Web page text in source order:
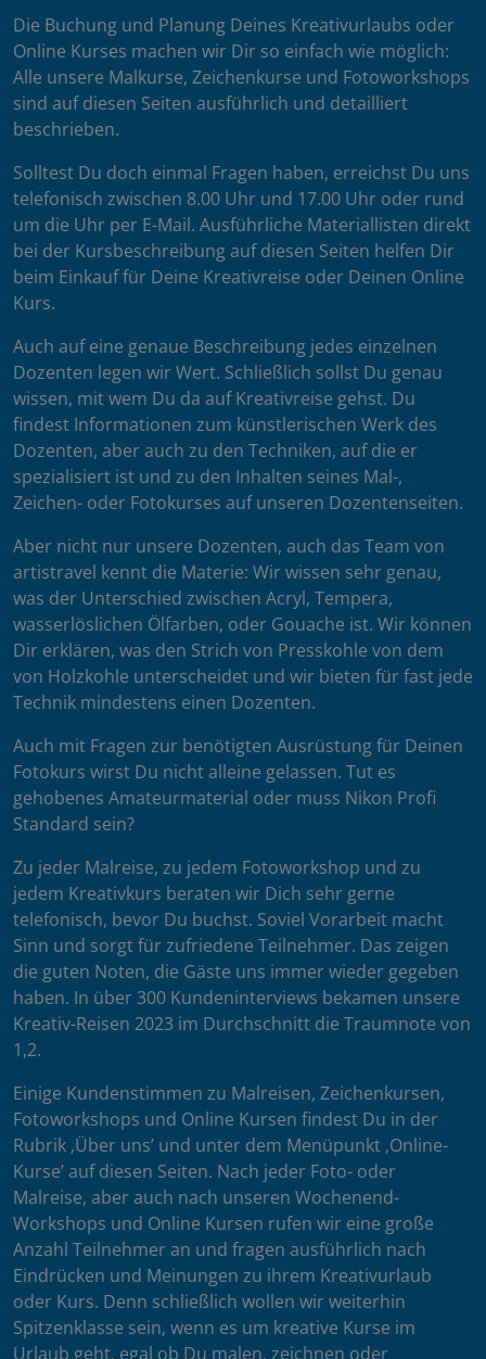
Die Buchung und Planung Deines Kreativurlaubs oder
Online Kurses machen wir Dir so einfach wie möglich:
Alle unsere Malkurse, Zeichenkurse und Fotoworkshops
sind auf diesen Seiten ausführlich und detailliert
beschrieben.
Solltest Du doch einmal Fragen haben, erreichst Du uns
telefonisch zwischen 8.00 Uhr und 17.00 Uhr oder rund
um die Uhr per E-Mail. Ausführliche Materiallisten direkt
bei der Kursbeschreibung auf diesen Seiten helfen Dir
beim Einkauf für Deine Kreativreise oder Deinen Online
Kurs.
Auch auf eine genaue Beschreibung jedes einzelnen
Dozenten legen wir Wert. Schließlich sollst Du genau
wissen, mit wem Du da auf Kreativreise gehst. Du
findest Informationen zum künstlerischen Werk des
Dozenten, aber auch zu den Techniken, auf die er
spezialisiert ist und zu den Inhalten seines Mal-,
Zeichen- oder Fotokurses auf unseren Dozentenseiten.
Aber nicht nur unsere Dozenten, auch das Team von
artistravel kennt die Materie: Wir wissen sehr genau,
was der Unterschied zwischen Acryl, Tempera,
wasserlöslichen Ölfarben, oder Gouache ist. Wir können
Dir erklären, was den Strich von Presskohle von dem
von Holzkohle unterscheidet und wir bieten für fast jede
Technik mindestens einen Dozenten.
Auch mit Fragen zur benötigten Ausrüstung für Deinen
Fotokurs wirst Du nicht alleine gelassen. Tut es
gehobenes Amateurmaterial oder muss Nikon Profi
Standard sein?
Zu jeder Malreise, zu jedem Fotoworkshop und zu
jedem Kreativkurs beraten wir Dich sehr gerne
telefonisch, bevor Du buchst. Soviel Vorarbeit macht
Sinn und sorgt für zufriedene Teilnehmer. Das zeigen
die guten Noten, die Gäste uns immer wieder gegeben
haben. In über 300 Kundeninterviews bekamen unsere
Kreativ-Reisen 2023 im Durchschnitt die Traumnote von
1,2.
Einige Kundenstimmen zu Malreisen, Zeichenkursen,
Fotoworkshops und Online Kursen findest Du in der
Rubrik ‚Über uns’ und unter dem Menüpunkt ‚Online-
Kurse’ auf diesen Seiten. Nach jeder Foto- oder
Malreise, aber auch nach unseren Wochenend-
Workshops und Online Kursen rufen wir eine große
Anzahl Teilnehmer an und fragen ausführlich nach
Eindrücken und Meinungen zu ihrem Kreativurlaub
oder Kurs. Denn schließlich wollen wir weiterhin
Spitzenklasse sein, wenn es um kreative Kurse im
Urlaub geht, egal ob Du malen, zeichnen oder